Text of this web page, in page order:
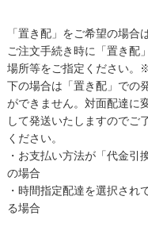
「置き配」をご希望の場合は
ご注文手続き時に「置き配
場所等をご指定ください。
下の場合は「置き配」での
ができません。対面配達に
して発送いたしますのでご
ください。
・お支払い方法が「代金引換
の場合
・時間指定配達を選択され
る場合